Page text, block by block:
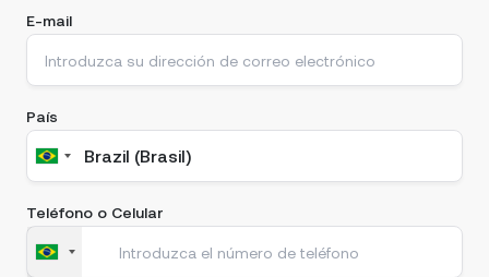
E-mail
País
Teléfono o Celular